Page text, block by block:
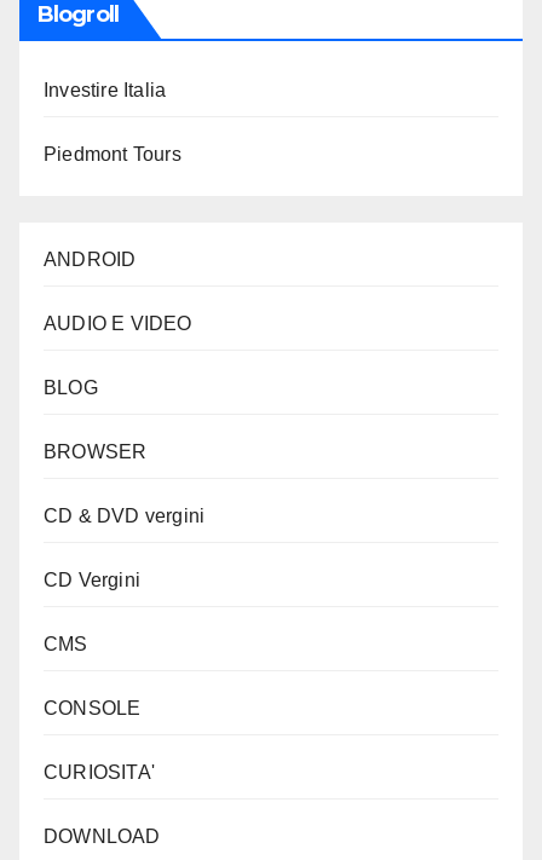
Blogroll
Investire Italia
Piedmont Tours
ANDROID
AUDIO E VIDEO
BLOG
BROWSER
CD & DVD vergini
CD Vergini
CMS
CONSOLE
CURIOSITA'
DOWNLOAD